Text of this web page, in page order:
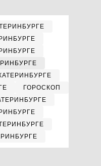
ГОРОСКОП